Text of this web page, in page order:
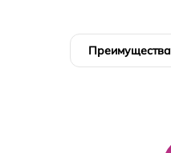
Преимущества